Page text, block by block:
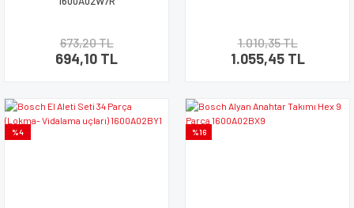
673,20 TL
694,10 TL
1.010,35 TL
1.055,45 TL
%4 %16